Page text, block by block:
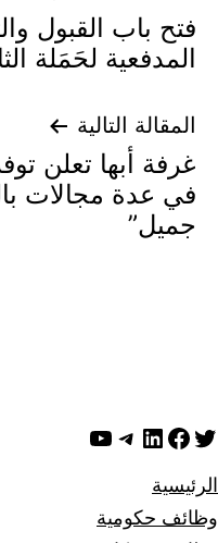
المقالات
فتح باب القبول
المدفعية لحَمَلة
المقالة التالية
في عدة مجالات
جميل”
تويترفيسبوك
لينكد إن تيليجرام
يوتيوب
الرئيسية
وظائف حكومية